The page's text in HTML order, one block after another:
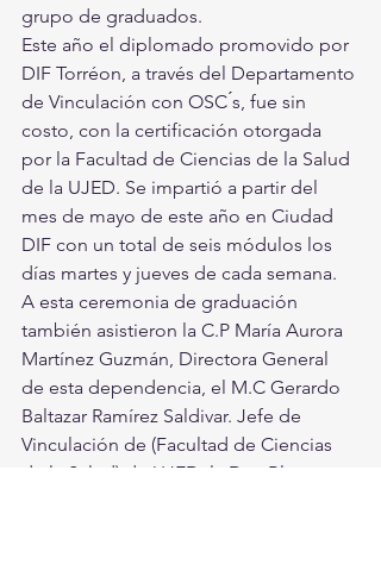
grupo de graduados.
Este año el diplomado promovido por
DIF Torréon, a través del Departamento
de Vinculación con OSC ́s, fue sin
costo, con la certificación otorgada
por la Facultad de Ciencias de la Salud
de la UJED. Se impartió a partir del
mes de mayo de este año en Ciudad
DIF con un total de seis módulos los
días martes y jueves de cada semana.
A esta ceremonia de graduación
también asistieron la C.P María Aurora
Martínez Guzmán, Directora General
de esta dependencia, el M.C Gerardo
Baltazar Ramírez Saldivar. Jefe de
Vinculación de (Facultad de Ciencias
de la Salud) de UJED, la Dra. Blanca